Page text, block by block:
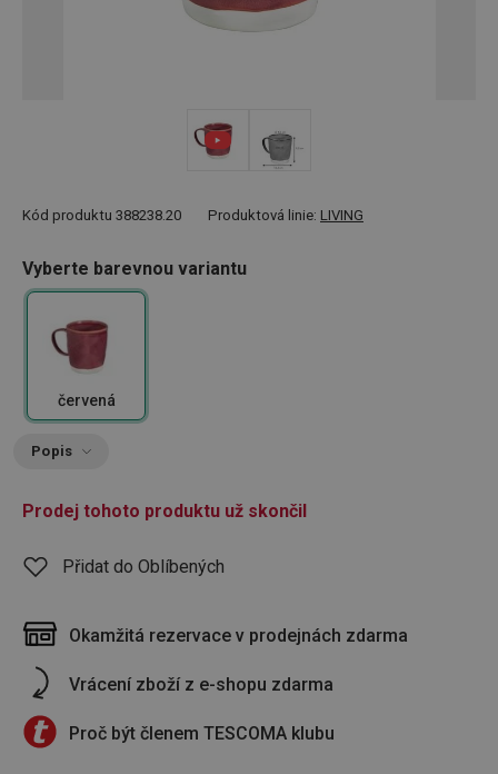
Kód produktu 388238.20 Produktová linie: LIVING
Vyberte barevnou variantu
červená
Popis
Prodej tohoto produktu už skončil
Přidat do Oblíbených
Okamžitá rezervace v prodejnách zdarma
Vrácení zboží z e-shopu zdarma
Proč být členem TESCOMA klubu